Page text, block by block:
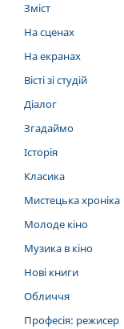
Зміст
На сценах
На екранах
Вісті зі студій
Діалог
Згадаймо
Історія
Класика
Мистецька хроніка
Молоде кіно
Музика в кіно
Нові книги
Обличчя
Професія: режисер